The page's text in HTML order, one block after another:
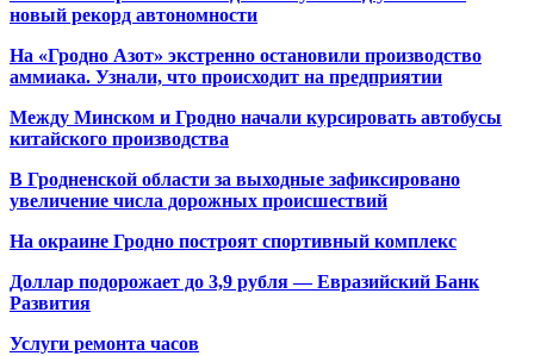
новый рекорд автономности
На «Гродно Азот» экстренно остановили производство
аммиака. Узнали, что происходит на предприятии
Между Минском и Гродно начали курсировать автобусы
китайского производства
В Гродненской области за выходные зафиксировано
увеличение числа дорожных происшествий
На окраине Гродно построят спортивный комплекс
Доллар подорожает до 3,9 рубля — Евразийский Банк
Развития
Услуги ремонта часов